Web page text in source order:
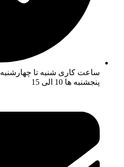
ساعت کاری شنبه تا چهارشنبه 10 الی 18
پنجشنبه ها 10 الی 15